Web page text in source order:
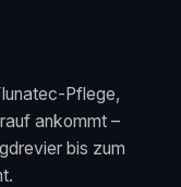
Pflege,
ankommt –
bis zum